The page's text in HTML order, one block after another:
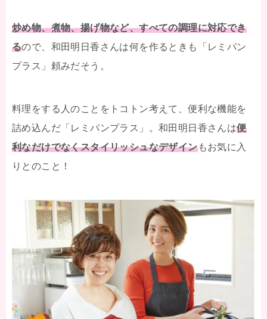
炒め物、煮物、揚げ物など、すべての調理に対応でき
るので、和田明日香さんは何を作るときも「レミパン
プラス」頼みだそう。
料理をする人のことをトコトン考えて、便利な機能を
詰め込んだ「レミパンプラス」。和田明日香さんは便
利なだけでなくスタイリッシュなデザインもお気に入
りとのこと！